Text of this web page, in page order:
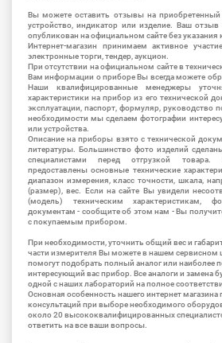
Вы можете оставить отзывы на
устройство, индикатор или изделие. Ваш
опубликован на официальном сайте без
Интернет-магазин принимаем активное
электронные торги, тендер, аукцион.
При отсутствии на официальном сайте в
Вам информации о приборе Вы всегда можете
Наши квалифицированные менеджеры
характеристики на прибор из его технической
эксплуатации, паспорт, формуляр, руководство
необходимости мы сделаем фотографии
или устройства.
Описание на приборы взято с технической
литературы. Большинство фото изделий
специалистами перед отгрузкой товара.
предоставлены основные технические
диапазон измерения, класс точности, шкала,
(размер), вес. Если на сайте Вы увидели
(модель) техническим характеристикам,
документам - сообщите об этом нам - Вы
с покупаемым прибором.
При необходимости, уточнить общий вес и
части измерителя Вы можете в нашем
помогут подобрать полный аналог или наиболее
интересующий вас прибор. Все аналоги и замена
одной с наших лабораторий на полное
Основная особенность нашего интернет
консультаций при выборе необходимого
около 20 высококвалифицированных
ответить на все ваши вопросы.